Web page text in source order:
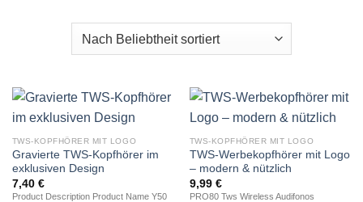
TWS-KOPFHÖRER MIT LOGO
Gravierte TWS-Kopfhörer im
exklusiven Design
7,40 €
Product Description Product Name Y50
TWS-KOPFHÖRER MIT LOGO
TWS-Werbekopfhörer mit Logo
– modern & nützlich
9,99 €
PRO80 Tws Wireless Audifonos